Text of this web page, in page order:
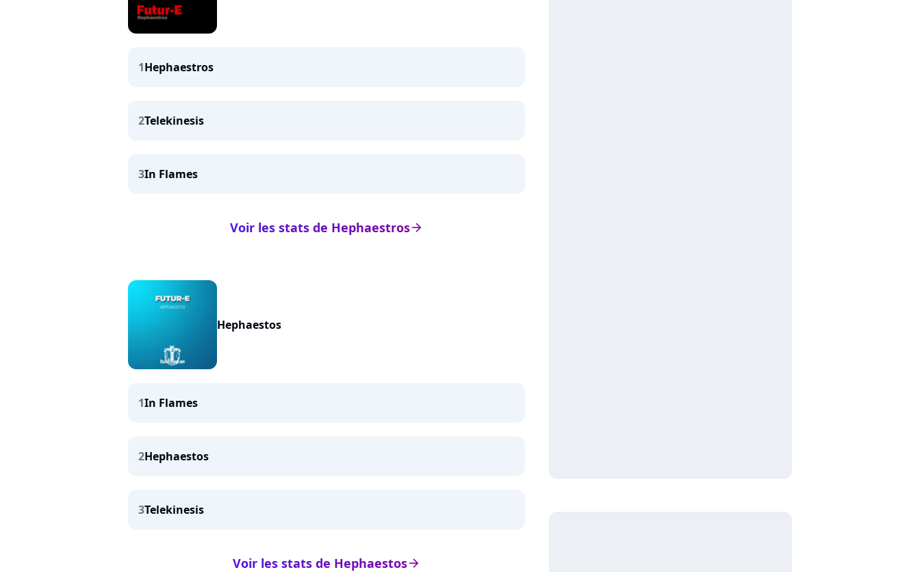
1Hephaestros
2Telekinesis
3In Flames
arrow_right
Voir les stats de Hephaestros
Hephaestos
1In Flames
2Hephaestos
3Telekinesis
arrow_right
Voir les stats de Hephaestos